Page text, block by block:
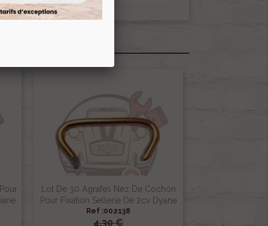
Lot De 30 Agrafes Nez De Cochon
Pour Fixation Sellerie De 2cv Dyane
Ref :002138
4,30 €